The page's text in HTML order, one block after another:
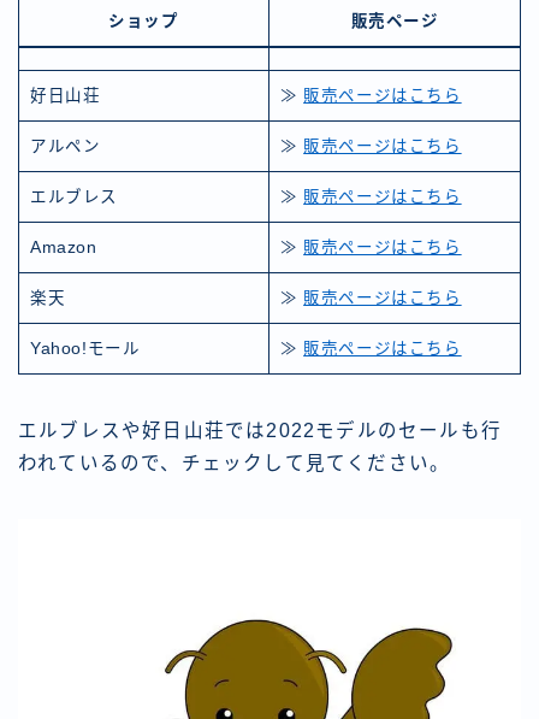
ショップ 販売ページ
好日山荘 ≫ 販売ページはこちら
アルペン ≫ 販売ページはこちら
エルブレス ≫ 販売ページはこちら
Amazon ≫ 販売ページはこちら
楽天 ≫ 販売ページはこちら
Yahoo!モール ≫ 販売ページはこちら
エルブレスや好日山荘では2022モデルのセールも行
われているので、チェックして見てください。